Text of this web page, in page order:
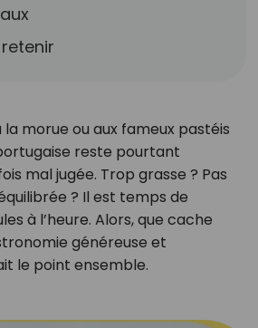
morue ou aux fameux pastéis
reste pourtant
mal jugée. Trop grasse ? Pas
? Il est temps de
à l’heure. Alors, que cache
généreuse et
le point ensemble.